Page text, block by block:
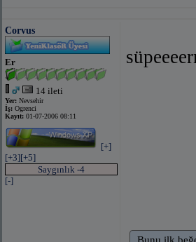
Corvus
Er
14 ileti
Yer: Nevsehir
İş: Ogrenci
Kayıt: 01-07-2006 08:11
[+]
[+3][+5]
Saygınlık -4
[-]
Bunu ilk